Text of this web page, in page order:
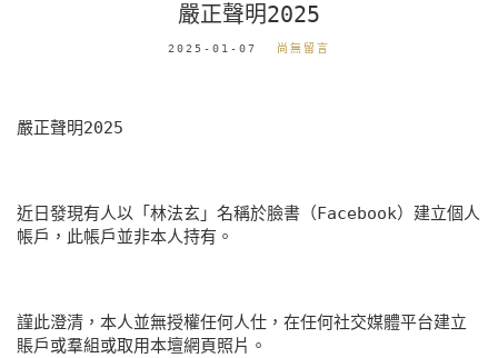
嚴正聲明2025
2025-01-07 尚無留言
嚴正聲明2025
近日發現有人以「林法玄」名稱於臉書（Facebook）建立個人
帳戶，此帳戶並非本人持有。
𧫴此澄清，本人並無授權任何人仕，在任何社交媒體平台建立
賬戶或羣組或取用本壇網頁照片。